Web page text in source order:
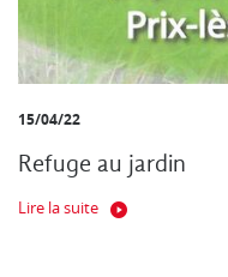
15/04/22
Refuge au jardin
Lire la suite